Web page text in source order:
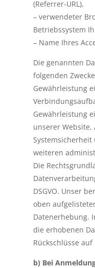
(Referrer-URL),
– verwendeter
Betriebssystem
– Name Ihres
Die genannten
folgenden
Gewährleistung
Gewährleistung
unserer
weiteren
Die
DSGVO. Unser
oben
Datenerhebung.
die erhobenen
Rückschlüsse
b) Bei